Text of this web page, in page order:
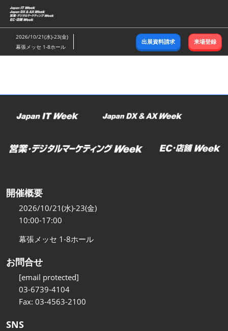
ス
キ
ッ
し
む
2026/10/21(水)-23(金)
幕張メッセ 1-8ホール
出展資料請求 来場登録
開催概要
2026/10/21(水)-23(金)
10:00-17:00
幕張メッセ 1-8ホール
お問合せ
[email protected]
03-6739-4104
Fax: 03-4563-2100
SNS